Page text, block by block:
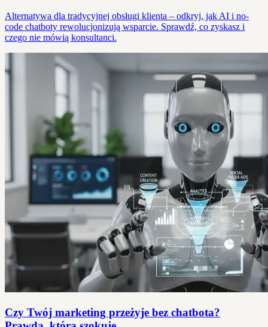
Alternatywa dla tradycyjnej obsługi klienta – odkryj, jak AI i no-
code chatboty rewolucjonizują wsparcie. Sprawdź, co zyskasz i
czego nie mówią konsultanci.
Czy Twój marketing przeżyje bez chatbota?